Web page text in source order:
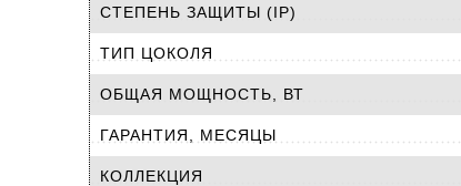
СТЕПЕНЬ ЗАЩИТЫ (IP)
ТИП ЦОКОЛЯ
ОБЩАЯ МОЩНОСТЬ, ВТ
ГАРАНТИЯ, МЕСЯЦЫ
КОЛЛЕКЦИЯ